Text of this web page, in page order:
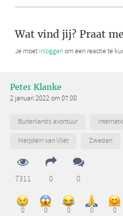
Wat vind jij? Praat
Je moet inloggenom een reactie te
Peter Klanke
2 januari 2022 om 07:00
Buitenlands avontuur
Marjolein van Vliet
Zweden
7311 0 0
0 0 0 0 0